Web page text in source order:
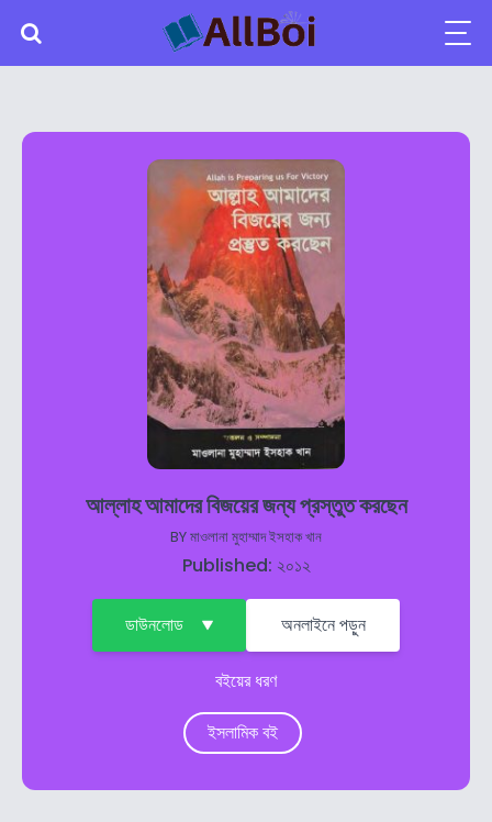
আল্লাহ আমাদের বিজয়ের জন্য প্রস্তুত করছেন
BYমাওলানা মুহাম্মাদ ইসহাক খান
Published: ২০১২
ডাউনলোড অনলাইনে পড়ুন
বইয়ের ধরণ
ইসলামিক বই